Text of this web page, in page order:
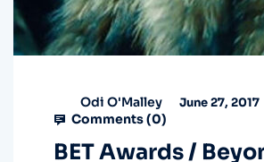
Odi O'Malley June 27, 2017
Comments (0)
BET Awards /